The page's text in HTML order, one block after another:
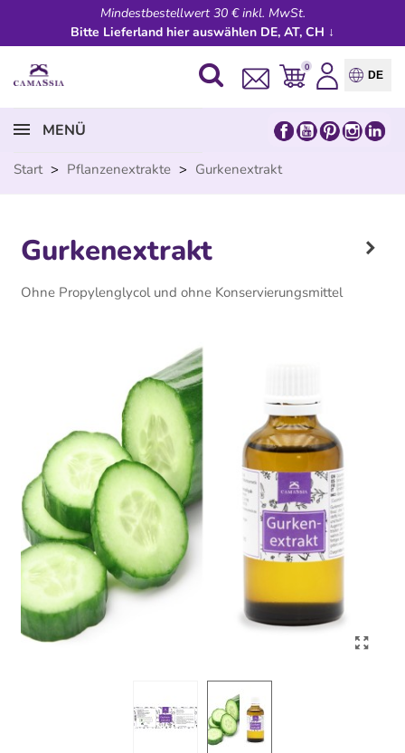
Mindestbestellwert 30 € inkl. MwSt.
Bitte Lieferland hier auswählen DE, AT, CH ↓
0
DE
MENÜ
Start > Pflanzenextrakte > Gurkenextrakt
Gurkenextrakt
Ohne Propylenglycol und ohne Konservierungsmittel